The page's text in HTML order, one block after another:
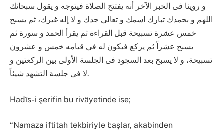
و روينا فى الخبر الآخر أنه يفتتح الصلاة فيتوجه و يقول سبحانك
اللهم و بحمدك تبارك اسمك و تعالى جدك و لا إله غيرك، ثم يسبح
خمس عشرة تسبيحة قبل القراءة ثم يقرأ الحمد و سورة ثم
يسبح عشراً ثم يركع فيكون له في قيامه خمس و عشرون
تسبيحة، و لا يسبح بعد السجود فى الجلسة الأولى بين الركعتين و
لا فى جلسة التشهد شيئاً.
Hadîs-i şerifin bu rivâyetinde ise;
“Namaza iftitah tekbiriyle başlar, akabinden